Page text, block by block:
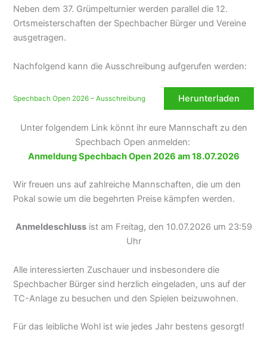
Neben dem 37. Grümpelturnier werden parallel die 12.
Ortsmeisterschaften der Spechbacher Bürger und Vereine
ausgetragen.
Nachfolgend kann die Ausschreibung aufgerufen werden:
Spechbach Open 2026 – Ausschreibung Herunterladen
Unter folgendem Link könnt ihr eure Mannschaft zu den
Spechbach Open anmelden:
Anmeldung Spechbach Open 2026 am 18.07.2026
Wir freuen uns auf zahlreiche Mannschaften, die um den
Pokal sowie um die begehrten Preise kämpfen werden.
Anmeldeschlussist am Freitag, den 10.07.2026 um 23:59
Uhr
Alle interessierten Zuschauer und insbesondere die
Spechbacher Bürger sind herzlich eingeladen, uns auf der
TC-Anlage zu besuchen und den Spielen beizuwohnen.
Für das leibliche Wohl ist wie jedes Jahr bestens gesorgt!